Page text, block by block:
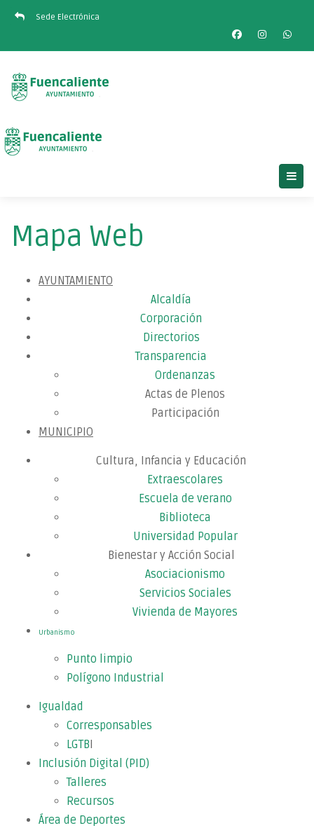
Sede Electrónica
Mapa Web
AYUNTAMIENTO
Alcaldía
Corporación
Directorios
Transparencia
Ordenanzas
Actas de Plenos
Participación
MUNICIPIO
Cultura, Infancia y Educación
Extraescolares
Escuela de verano
Biblioteca
Universidad Popular
Bienestar y Acción Social
Asociacionismo
Servicios Sociales
Vivienda de Mayores
Urbanismo
Punto limpio
Polígono Industrial
Igualdad
Corresponsables
LGTBI
Inclusión Digital (PID)
Talleres
Recursos
Área de Deportes